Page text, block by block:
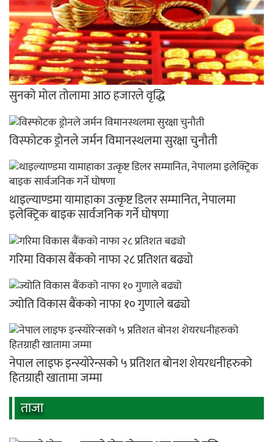
सुनको मोल तोलामा आठ हजारले वृद्धि
विस्फोटक ड्रोनले जर्मन विमानस्थलमा सुरक्षा चुनौती
थाइल्याण्डमा यामाहाका उत्कृष्ट डिलर सम्मानित, नेपालमा
इलेक्ट्रिक बाइक सार्वजनिक गर्ने घोषणा
गरिमा विकास बैंकको नाफा २८ प्रतिशत बढ्यो
ज्योति विकास बैंकको नाफा १० गुणाले बढ्यो
नेपाल लाइफ इन्स्योरेन्सको ५ प्रतिशत बोनश शेयरधनीहरुको
हितग्राही खातामा जम्मा
ताजा